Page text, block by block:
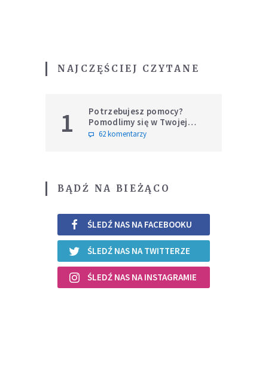
NAJCZĘŚCIEJ CZYTANE
1
Potrzebujesz pomocy?
Pomodlimy się w Twojej
intencji
62 komentarzy
BĄDŹ NA BIEŻĄCO
ŚLEDŹ NAS NA FACEBOOKU
ŚLEDŹ NAS NA TWITTERZE
ŚLEDŹ NAS NA INSTAGRAMIE